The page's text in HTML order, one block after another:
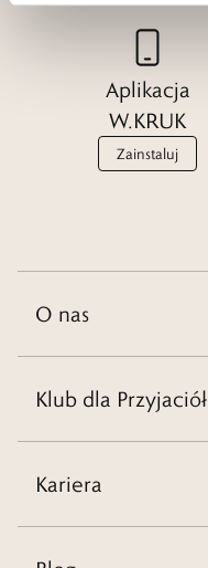
Aplikacja
W.KRUK
Zainstaluj
O nas
Klub dla Przyjaciół
Kariera